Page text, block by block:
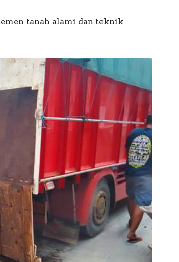
tanah alami dan teknik